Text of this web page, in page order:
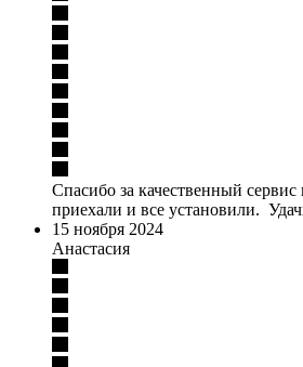
Спасибо за качественный
приехали и все установили.
15 ноября 2024
Анастасия